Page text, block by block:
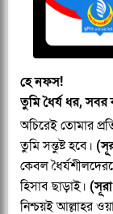
হে নফস!
তুমি ধৈর্য ধর,
অচিরেই তোমার
তুমি সন্তুষ্ট হবে।
কেবল
হিসাব ছাড়াই।
নিশ্চয়ই আল্লাহর